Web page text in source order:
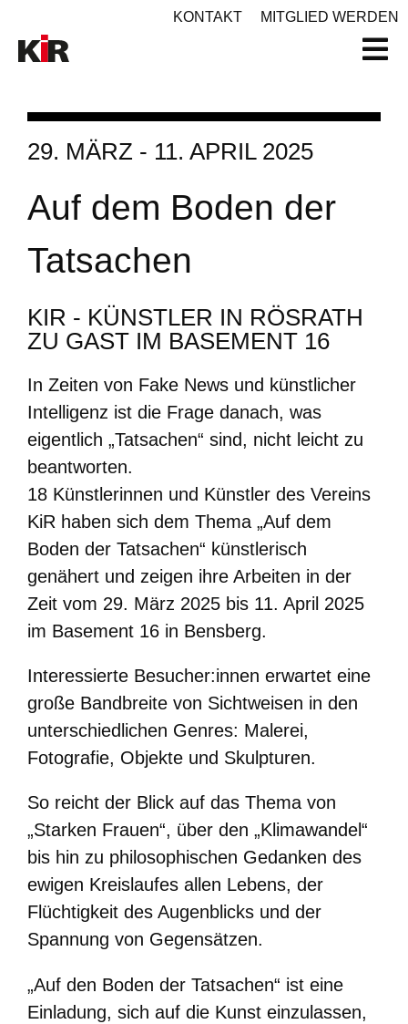
KONTAKT MITGLIED WERDEN
29. MÄRZ - 11. APRIL 2025
Auf dem Boden der
Tatsachen
KIR - KÜNSTLER IN RÖSRATH
ZU GAST IM BASEMENT 16
In Zeiten von Fake News und künstlicher
Intelligenz ist die Frage danach, was
eigentlich „Tatsachen“ sind, nicht leicht zu
beantworten.
18 Künstlerinnen und Künstler des Vereins
KiR haben sich dem Thema „Auf dem
Boden der Tatsachen“ künstlerisch
genähert und zeigen ihre Arbeiten in der
Zeit vom 29. März 2025 bis 11. April 2025
im Basement 16 in Bensberg.
Interessierte Besucher:innen erwartet eine
große Bandbreite von Sichtweisen in den
unterschiedlichen Genres: Malerei,
Fotografie, Objekte und Skulpturen.
So reicht der Blick auf das Thema von
„Starken Frauen“, über den „Klimawandel“
bis hin zu philosophischen Gedanken des
ewigen Kreislaufes allen Lebens, der
Flüchtigkeit des Augenblicks und der
Spannung von Gegensätzen.
„Auf den Boden der Tatsachen“ ist eine
Einladung, sich auf die Kunst einzulassen,